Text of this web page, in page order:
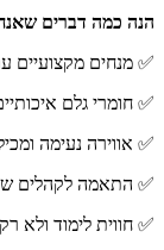
הנה כמה דברים
✅ מנחים מקצועיים
✅ חומרי גלם
✅ אווירה נעימה
✅ התאמה לקהלים
✅ חווית לימוד ולא